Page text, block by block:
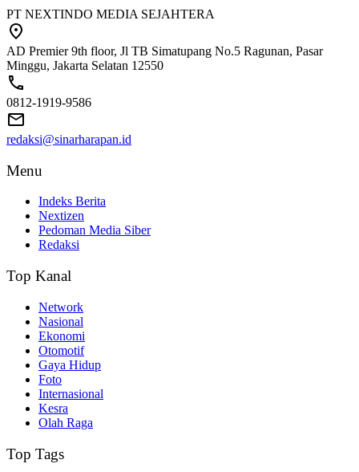
PT NEXTINDO MEDIA SEJAHTERA
AD Premier 9th floor, Jl TB Simatupang No.5 Ragunan, Pasar
Minggu, Jakarta Selatan 12550
0812-1919-9586
redaksi@sinarharapan.id
Menu
Indeks Berita
Nextizen
Pedoman Media Siber
Redaksi
Top Kanal
Network
Nasional
Ekonomi
Otomotif
Gaya Hidup
Foto
Internasional
Kesra
Olah Raga
Top Tags